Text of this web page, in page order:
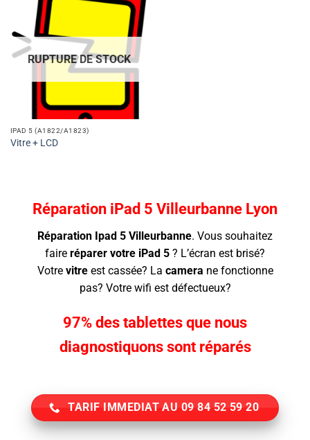
RUPTURE DE STOCK
IPAD 5 (A1822/A1823)
Vitre + LCD
Réparation iPad 5 Villeurbanne Lyon
Réparation Ipad 5 Villeurbanne. Vous souhaitez
faire réparer votre iPad 5 ? L’écran est brisé?
Votre vitreest cassée? La camera ne fonctionne
pas? Votre wifi est défectueux?
97% des tablettes que nous
diagnostiquons sont réparés
TARIF IMMEDIAT AU 09 84 52 59 20